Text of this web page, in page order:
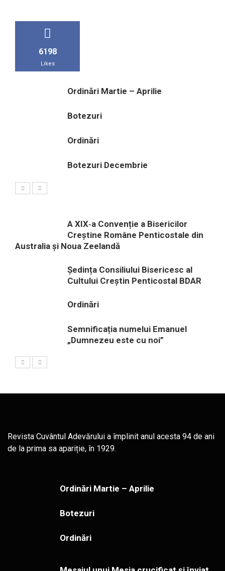
6198
Likes
Ordinări Martie – Aprilie
Botezuri
Ordinări
Botezuri Decembrie
A XIX‑a Convenție a Bisericilor
Creștine Române Penticostale din
Australia și Noua Zeelandă
Ședința Consiliului Bisericesc al
Cultului Creștin Penticostal BDAR
Ordinări
Semnificația numelui Emanuel
„Dumnezeu este cu noi”
Revista Cuvântul Adevărului a împlinit anul acesta 94 de ani
de la prima sa apariție, în 1929.
Ordinări Martie – Aprilie
Botezuri
Ordinări